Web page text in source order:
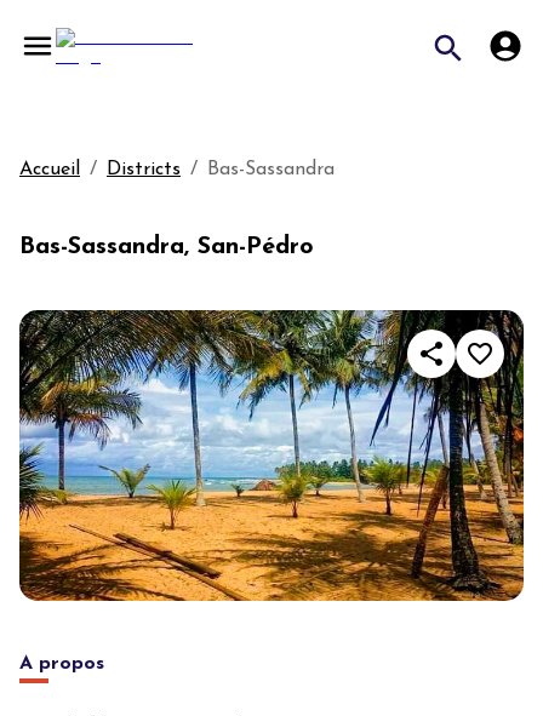
Accueil / Districts / Bas-Sassandra
Bas-Sassandra, San-Pédro
A propos